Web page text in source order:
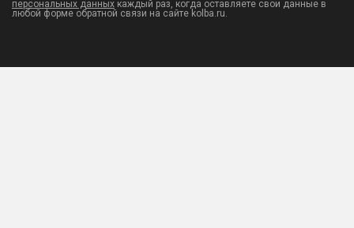
персональных данных каждый раз, когда оставляете свои данные в
любой форме обратной связи на сайте kolba.ru.